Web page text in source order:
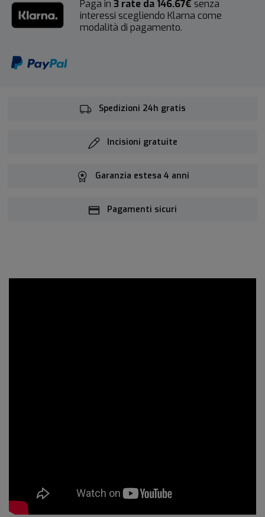
Paga in 3 rate da 146.67€ senza
interessi scegliendo Klarna come
modalità di pagamento.
Spedizioni 24h gratis
Incisioni gratuite
Garanzia estesa 4 anni
Pagamenti sicuri